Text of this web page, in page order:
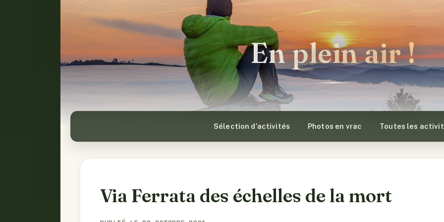
En plein air !
Sélection d’activités Photos en vrac Toutes les
Via Ferrata des échelles de la mort